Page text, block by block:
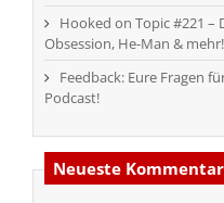
Hooked on Topic #221 –
Obsession, He-Man & mehr!
Feedback: Eure Fragen
Podcast!
Neueste